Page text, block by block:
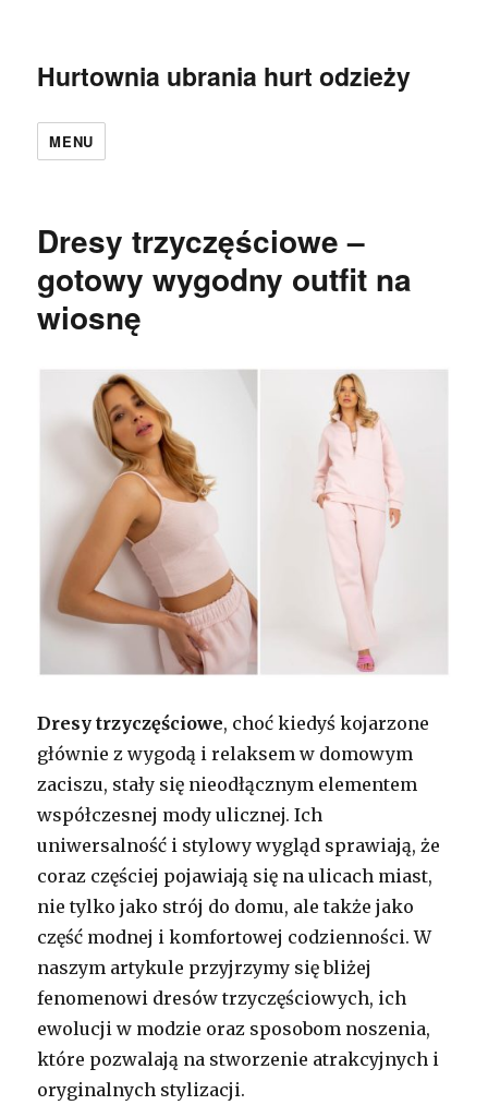
Hurtownia ubrania hurt odzieży
MENU
Dresy trzyczęściowe –
gotowy wygodny outfit na
wiosnę
Dresy trzyczęściowe, choć kiedyś kojarzone
głównie z wygodą i relaksem w domowym
zaciszu, stały się nieodłącznym elementem
współczesnej mody ulicznej. Ich
uniwersalność i stylowy wygląd sprawiają, że
coraz częściej pojawiają się na ulicach miast,
nie tylko jako strój do domu, ale także jako
część modnej i komfortowej codzienności. W
naszym artykule przyjrzymy się bliżej
fenomenowi dresów trzyczęściowych, ich
ewolucji w modzie oraz sposobom noszenia,
które pozwalają na stworzenie atrakcyjnych i
oryginalnych stylizacji.